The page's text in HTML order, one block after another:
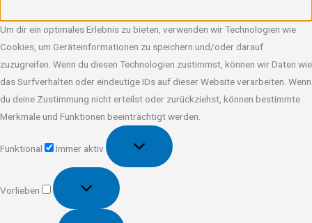
Um dir ein optimales Erlebnis zu bieten, verwenden wir Technologien wie
Cookies, um Geräteinformationen zu speichern und/oder darauf
zuzugreifen. Wenn du diesen Technologien zustimmst, können wir Daten wie
das Surfverhalten oder eindeutige IDs auf dieser Website verarbeiten. Wenn
du deine Zustimmung nicht erteilst oder zurückziehst, können bestimmte
Merkmale und Funktionen beeinträchtigt werden.
Funktional
Immer aktiv
Vorlieben
Vorlieben
Statistiken